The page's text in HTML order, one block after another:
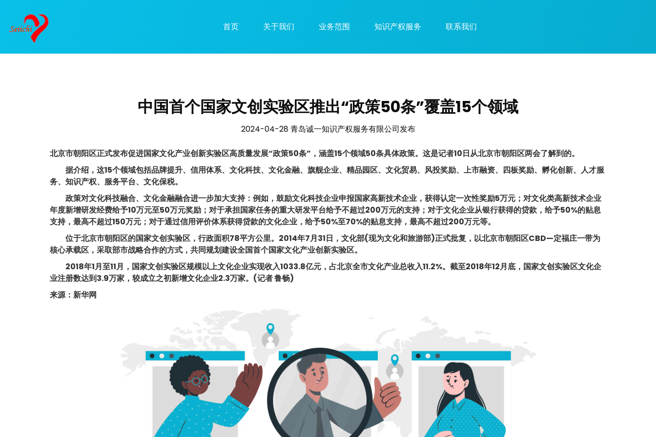
首页 关于我们 业务范围 知识产权服务 联系我们
中国首个国家文创实验区推出“政策50条”覆盖15个领域
2024-04-28 青岛诚一知识产权服务有限公司发布
北京市朝阳区正式发布促进国家文化产业创新实验区高质量发展“政策50条”，涵盖15个领域50条具体政策。这是记者10日从北京市朝阳区两会了解到的。
据介绍，这15个领域包括品牌提升、信用体系、文化科技、文化金融、旗舰企业、精品园区、文化贸易、风投奖励、上市融资、四板奖励、孵化创新、人才服
务、知识产权、服务平台、文化保税。
政策对文化科技融合、文化金融融合进一步加大支持：例如，鼓励文化科技企业申报国家高新技术企业，获得认定一次性奖励5万元；对文化类高新技术企业
年度新增研发经费给予10万元至50万元奖励；对于承担国家任务的重大研发平台给予不超过200万元的支持；对于文化企业从银行获得的贷款，给予50%的贴息
支持，最高不超过150万元；对于通过信用评价体系获得贷款的文化企业，给予50%至70%的贴息支持，最高不超过200万元等。
位于北京市朝阳区的国家文创实验区，行政面积78平方公里。2014年7月31日，文化部(现为文化和旅游部)正式批复，以北京市朝阳区CBD—定福庄一带为
核心承载区，采取部市战略合作的方式，共同规划建设全国首个国家文化产业创新实验区。
2018年1月至11月，国家文创实验区规模以上文化企业实现收入1033.8亿元，占北京全市文化产业总收入11.2%。截至2018年12月底，国家文创实验区文化企
业注册数达到3.9万家，较成立之初新增文化企业2.3万家。(记者 鲁畅)
来源：新华网